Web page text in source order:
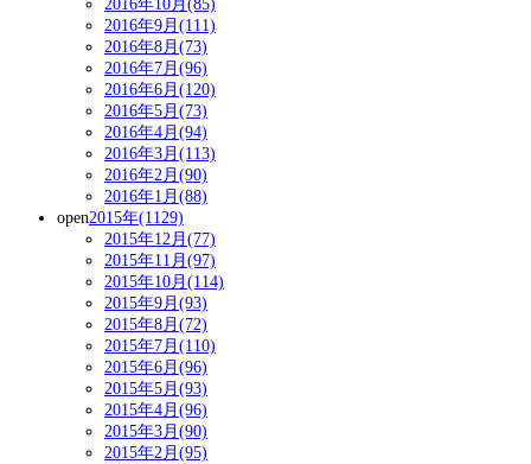
2016年10月(85)
2016年9月(111)
2016年8月(73)
2016年7月(96)
2016年6月(120)
2016年5月(73)
2016年4月(94)
2016年3月(113)
2016年2月(90)
2016年1月(88)
open2015年(1129)
2015年12月(77)
2015年11月(97)
2015年10月(114)
2015年9月(93)
2015年8月(72)
2015年7月(110)
2015年6月(96)
2015年5月(93)
2015年4月(96)
2015年3月(90)
2015年2月(95)